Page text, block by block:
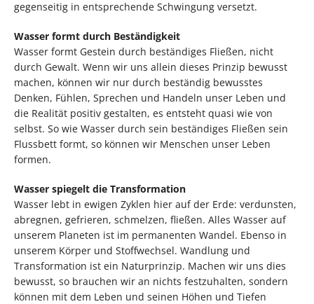
gegenseitig in entsprechende Schwingung versetzt.
Wasser formt durch Beständigkeit
Wasser formt Gestein durch beständiges Fließen, nicht
durch Gewalt. Wenn wir uns allein dieses Prinzip bewusst
machen, können wir nur durch beständig bewusstes
Denken, Fühlen, Sprechen und Handeln unser Leben und
die Realität positiv gestalten, es entsteht quasi wie von
selbst. So wie Wasser durch sein beständiges Fließen sein
Flussbett formt, so können wir Menschen unser Leben
formen.
Wasser spiegelt die Transformation
Wasser lebt in ewigen Zyklen hier auf der Erde: verdunsten,
abregnen, gefrieren, schmelzen, fließen. Alles Wasser auf
unserem Planeten ist im permanenten Wandel. Ebenso in
unserem Körper und Stoffwechsel. Wandlung und
Transformation ist ein Naturprinzip. Machen wir uns dies
bewusst, so brauchen wir an nichts festzuhalten, sondern
können mit dem Leben und seinen Höhen und Tiefen